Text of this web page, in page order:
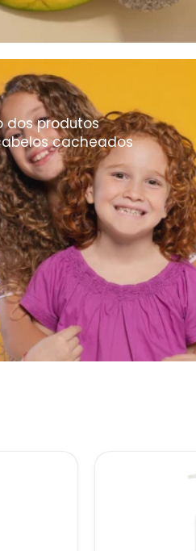
dos produtos
cacheados